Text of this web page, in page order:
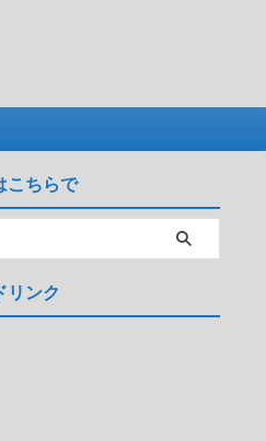
こちらで
リンク